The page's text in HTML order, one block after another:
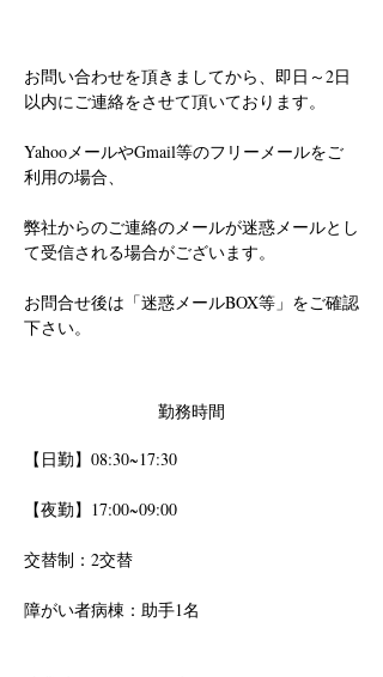
お問い合わせを頂きましてから、即日～2日
以内にご連絡をさせて頂いております。
YahooメールやGmail等のフリーメールをご
利用の場合、
弊社からのご連絡のメールが迷惑メールとし
て受信される場合がございます。
お問合せ後は「迷惑メールBOX等」をご確認
下さい。
勤務時間
【日勤】08:30~17:30
【夜勤】17:00~09:00
交替制：2交替
障がい者病棟：助手1名